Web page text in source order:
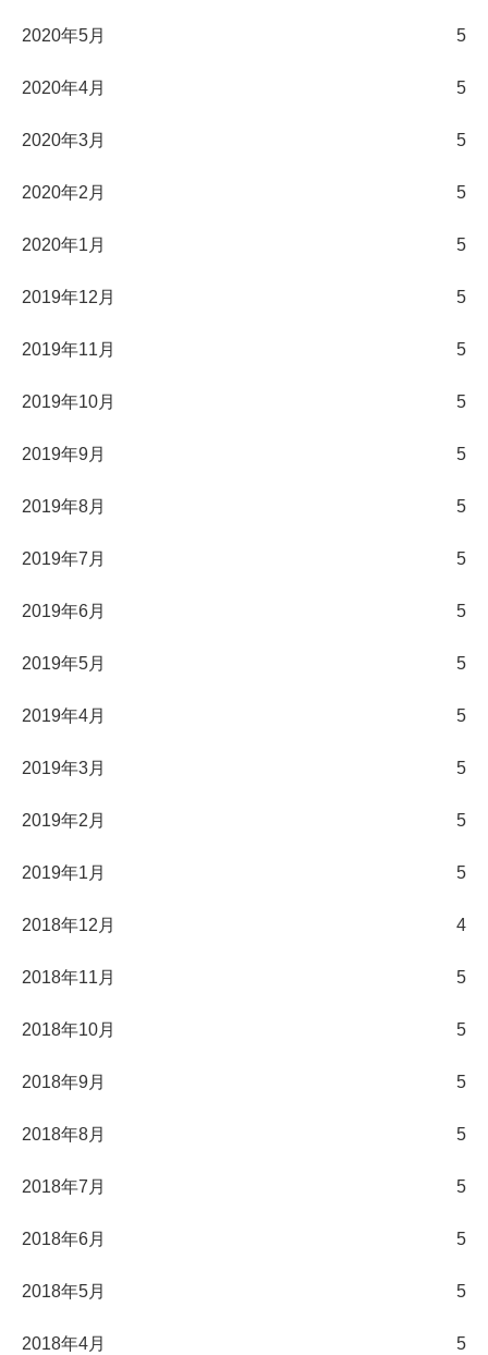
2020年5月 5
2020年4月 5
2020年3月 5
2020年2月 5
2020年1月 5
2019年12月 5
2019年11月 5
2019年10月 5
2019年9月 5
2019年8月 5
2019年7月 5
2019年6月 5
2019年5月 5
2019年4月 5
2019年3月 5
2019年2月 5
2019年1月 5
2018年12月 4
2018年11月 5
2018年10月 5
2018年9月 5
2018年8月 5
2018年7月 5
2018年6月 5
2018年5月 5
2018年4月 5